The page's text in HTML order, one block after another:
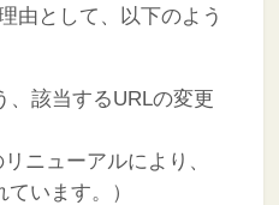
由として、以下のよう
、該当するURLの変更
リニューアルにより、
います。）